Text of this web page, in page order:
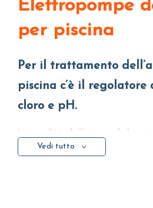
Elettropompe dosatrici
per piscina
Per il trattamento dell’acqua della
piscina c’è il regolatore
cloro e pH.
La qualità dell’acqua della
costantemente monitorata
Vedi tutto